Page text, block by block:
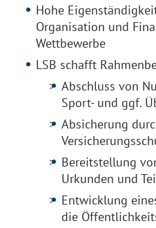
Hohe
Organisation und
Wettbewerbe
LSB schafft
Abschluss von
Sport- und ggf.
Absicherung
Bereitstellung
Urkunden und
Entwicklung
die